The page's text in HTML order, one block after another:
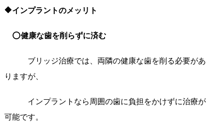
🔶インプラントのメッリト
⭕健康な歯を削らずに済む
ブリッジ治療では、両隣の健康な歯を削る必要があ
りますが、
インプラントなら周囲の歯に負担をかけずに治療が
可能です。